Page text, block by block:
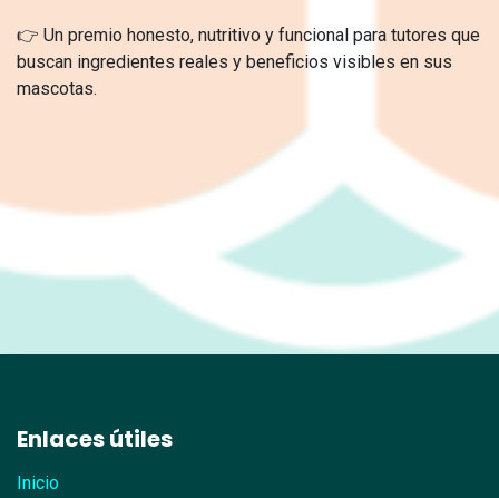
👉 Un premio honesto, nutritivo y funcional para tutores que
buscan ingredientes reales y beneficios visibles en sus
mascotas.
Enlaces útiles
Inicio